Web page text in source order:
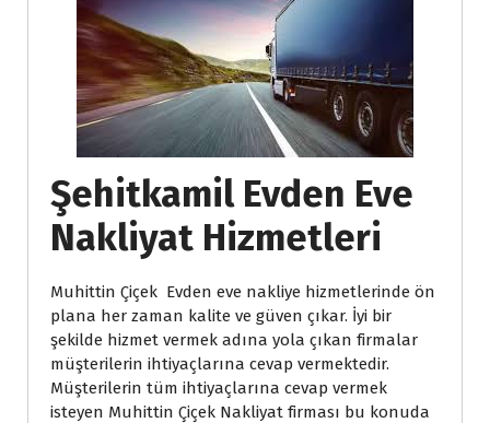
Şehitkamil Evden Eve
Nakliyat Hizmetleri
Muhittin Çiçek Evden eve nakliye hizmetlerinde ön
plana her zaman kalite ve güven çıkar. İyi bir
şekilde hizmet vermek adına yola çıkan firmalar
müşterilerin ihtiyaçlarına cevap vermektedir.
Müşterilerin tüm ihtiyaçlarına cevap vermek
isteyen Muhittin Çiçek Nakliyat firması bu konuda